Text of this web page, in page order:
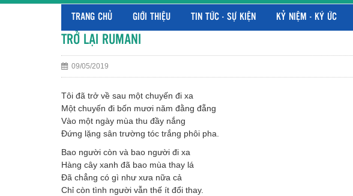
TRANG CHỦ GIỚI THIỆU TIN TỨC - SỰ KIỆN KỶ NIỆM - KÝ ỨC
TRỞ LẠI RUMANI
09/05/2019
Tôi đã trở về sau một chuyến đi xa
Một chuyến đi bốn mươi năm đằng đẵng
Vào một ngày mùa thu đầy nắng
Đứng lặng sân trường tóc trắng phôi pha.
Bao người còn và bao người đi xa
Hàng cây xanh đã bao mùa thay lá
Đã chẳng có gì như xưa nữa cả
Chỉ còn tình người vẫn thế ít đổi thay.